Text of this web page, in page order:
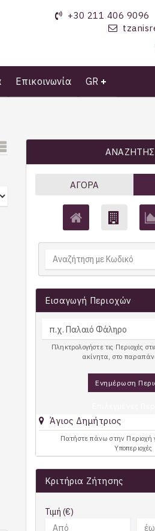
+30 211 406 9096
Επικοινωνία GR
ΑΓΟΡΆ
Εισαγωγή Περιοχών
Πληκτρολογήστε τις Περιοχές
ακίνητα, στο
Ενημέρωση
Άγιος Δημήτριος
Πατήστε πάνω στην Περιοχή
Υποπεριοχές
Κριτήρια Ζήτησης
Τιμή (€)